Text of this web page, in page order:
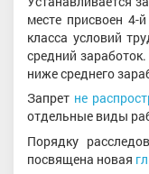
месте присвоен 4-
класса условий
средний
ниже среднего
Запрет не
отдельные виды
Порядку
посвящена новая